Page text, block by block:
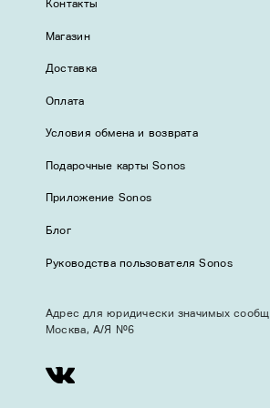
Контакты
Магазин
Доставка
Оплата
Условия обмена и возврата
Подарочные карты Sonos
Приложение Sonos
Блог
Руководства пользователя Sonos
Адрес для юридически значимых
Москва, А/Я №6